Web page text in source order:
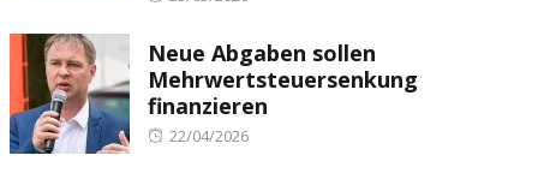
Neue Abgaben sollen
Mehrwertsteuersenkung
finanzieren
Posted
22/04/2026